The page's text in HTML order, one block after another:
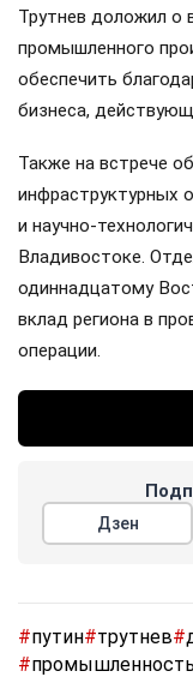
Трутнев доложил о
промышленного
обеспечить
бизнеса,
Также на встрече
инфраструктурных
и научно-
Владивостоке.
одиннадцатому
вклад региона в
операции.
Дзен
#путин#трутнев#
#промышленность